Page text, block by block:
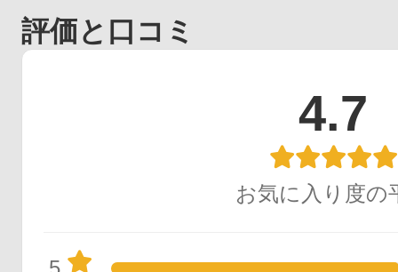
評価と口コミ
4.7
お気に入り度の